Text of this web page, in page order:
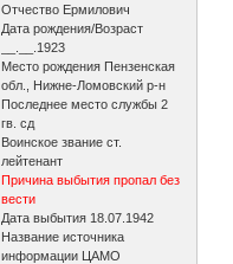
Отчество Ермилович
Дата рождения/Возраст
__.__.1923
Место рождения Пензенская
обл., Нижне-Ломовский р-н
Последнее место службы 2
гв. сд
Воинское звание ст.
лейтенант
Причина выбытия пропал без
вести
Дата выбытия 18.07.1942
Название источника
информации ЦАМО